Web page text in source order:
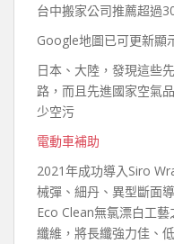
台中搬家公司推薦超過
Google地圖已可更新顯
日本、大陸，發現這些
路，而且先進國家空氣
少空污
電動車補助
2021年成功導入Siro
械彈、細丹、異型斷面
Eco Clean無氯漂白工
纖維，將長纖強力佳、